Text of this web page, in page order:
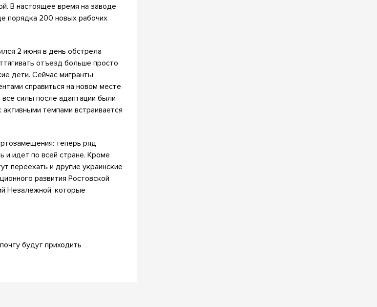
В настоящее время на заводе
порядка 200 новых рабочих
2 июня в день обстрела
отъезд больше просто
дети. Сейчас мигранты
справиться на новом месте
силы после адаптации были
темпами встраивается
теперь ряд
и идет по всей стране. Кроме
переехать и другие украинские
развития Ростовской
Незалежной, которые
будут приходить